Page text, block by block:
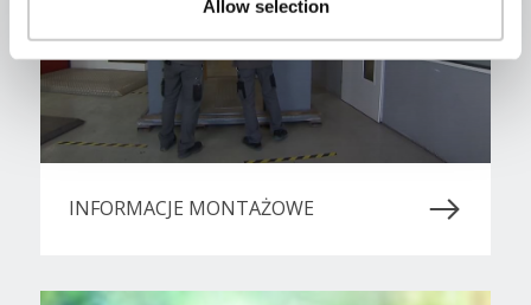
Allow selection
INFORMACJE MONTAŻOWE